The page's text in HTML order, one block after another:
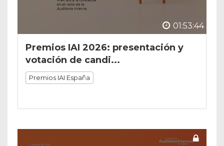
01:53:44
Premios IAI 2026: presentación y
votación de candi...
Premios IAI España